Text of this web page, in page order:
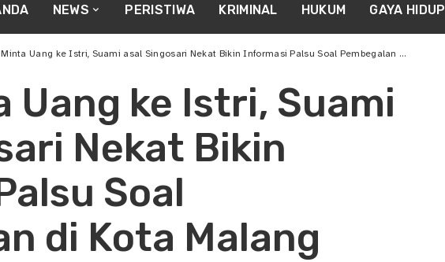
NEWS PERISTIWA KRIMINAL HUKUM GAYA HIDUP
Uang ke Istri, Suami asal Singosari Nekat Bikin Informasi Palsu Soal Pembegalan di Kota Malang
Uang ke Istri, Suami
Nekat Bikin
Soal
di Kota Malang